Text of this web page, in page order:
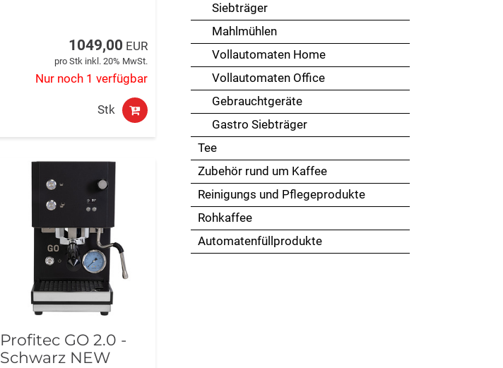
1049,00 EUR
pro Stk inkl. 20% MwSt.
Nur noch 1 verfügbar
Stk
Profitec GO 2.0 -
Schwarz NEW
Siebträger
Mahlmühlen
Vollautomaten Home
Vollautomaten Office
Gebrauchtgeräte
Gastro Siebträger
Tee
Zubehör rund um Kaffee
Reinigungs und Pflegeprodukte
Rohkaffee
Automatenfüllprodukte